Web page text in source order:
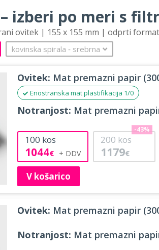
izberi po meri s
ovitek | 155 x 155 mm | odprti format
kovinska spirala ‐ srebrna
Ovitek: Mat premazni papir
Enostranska mat plastifikacija 1/0
Notranjost: Mat premazni
100 kos
1044€
200 kos
1179€
-43%
V košarico
Ovitek: Mat premazni papir
Notranjost: Mat premazni